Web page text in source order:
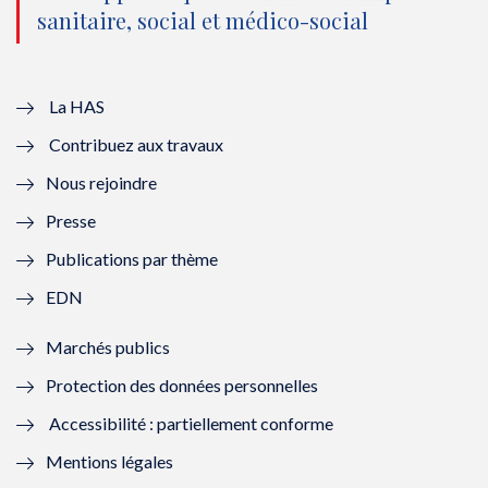
u
l
l
f
n
ê
t
r
o
e
e
n
ê
u
ê
t
o
ê
sanitaire, social et médico-social
La HAS
Contribuez aux travaux
Nous rejoindre
Presse
Publications par thème
EDN
Marchés publics
Protection des données personnelles
Accessibilité : partiellement conforme
Mentions légales